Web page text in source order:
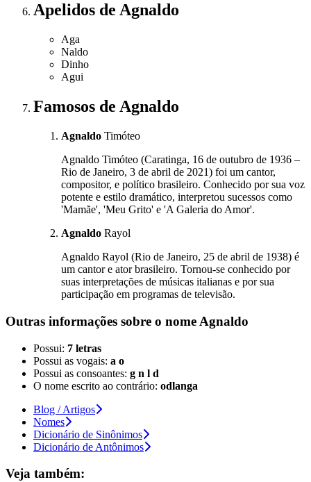
Apelidos de Agnaldo
Aga
Naldo
Dinho
Agui
Famosos de Agnaldo
Agnaldo Timóteo
Agnaldo Timóteo (Caratinga, 16 de outubro de 1936 –
Rio de Janeiro, 3 de abril de 2021) foi um cantor,
compositor, e político brasileiro. Conhecido por sua voz
potente e estilo dramático, interpretou sucessos como
'Mamãe', 'Meu Grito' e 'A Galeria do Amor'.
Agnaldo Rayol
Agnaldo Rayol (Rio de Janeiro, 25 de abril de 1938) é
um cantor e ator brasileiro. Tornou-se conhecido por
suas interpretações de músicas italianas e por sua
participação em programas de televisão.
Outras informações sobre o nome Agnaldo
Possui: 7 letras
Possui as vogais: a o
Possui as consoantes: g n l d
O nome escrito ao contrário: odlanga
Blog / Artigos
Nomes
Dicionário de Sinônimos
Dicionário de Antônimos
Veja também: